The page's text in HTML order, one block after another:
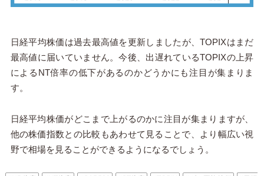
日経平均株価は過去最高値を更新しましたが、TOPIXはまだ
最高値に届いていません。今後、出遅れているTOPIXの上昇
によるNT倍率の低下があるのかどうかにも注目が集まりま
す。
日経平均株価がどこまで上がるのかに注目が集まりますが、
他の株価指数との比較もあわせて見ることで、より幅広い視
野で相場を見ることができるようになるでしょう。